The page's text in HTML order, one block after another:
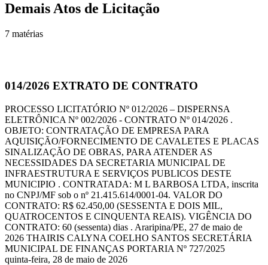
Demais Atos de Licitação
7 matérias
014/2026 EXTRATO DE CONTRATO
PROCESSO LICITATÓRIO Nº 012/2026 – DISPERNSA
ELETRÔNICA Nº 002/2026 - CONTRATO Nº 014/2026 .
OBJETO: CONTRATAÇÃO DE EMPRESA PARA
AQUISIÇÃO/FORNECIMENTO DE CAVALETES E PLACAS
SINALIZAÇÃO DE OBRAS, PARA ATENDER AS
NECESSIDADES DA SECRETARIA MUNICIPAL DE
INFRAESTRUTURA E SERVIÇOS PUBLICOS DESTE
MUNICIPIO . CONTRATADA: M L BARBOSA LTDA, inscrita
no CNPJ/MF sob o nº 21.415.614/0001-04. VALOR DO
CONTRATO: R$ 62.450,00 (SESSENTA E DOIS MIL,
QUATROCENTOS E CINQUENTA REAIS). VIGÊNCIA DO
CONTRATO: 60 (sessenta) dias . Araripina/PE, 27 de maio de
2026 THAIRIS CALYNA COELHO SANTOS SECRETÁRIA
MUNICIPAL DE FINANÇAS PORTARIA Nº 727/2025
quinta-feira, 28 de maio de 2026